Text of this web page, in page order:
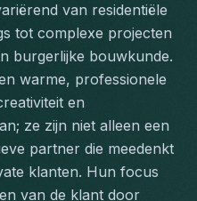
van residentiële
tot complexe projecten
burgerlijke bouwkunde.
warme, professionele
en
ze zijn niet alleen een
partner die meedenkt
klanten. Hun focus
van de klant door